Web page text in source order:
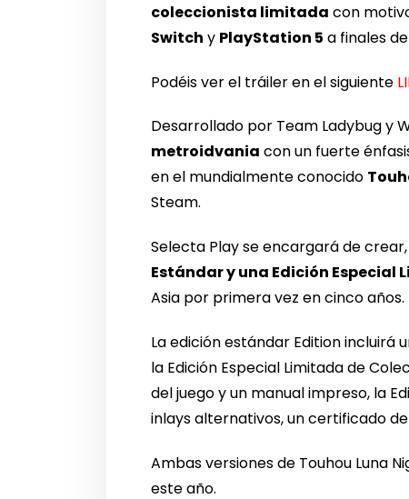
coleccionista limitada con
Switch y PlayStation 5 a finales de
Podéis ver el tráiler en el siguiente
Desarrollado por Team Ladybug y
metroidvania con un fuerte
en el mundialmente conocido
Steam.
Selecta Play se encargará de
Estándar y una Edición Especial
Asia por primera vez en cinco años.
La edición estándar Edition
la Edición Especial Limitada de
del juego y un manual impreso, la
inlays alternativos, un certificado
Ambas versiones de Touhou Luna
este año.